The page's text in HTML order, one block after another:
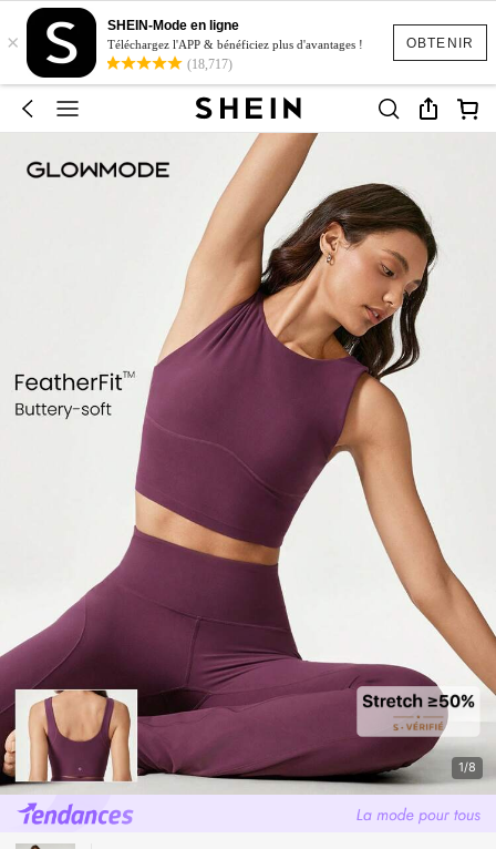
OBTENIR
×
SHEIN-Mode en ligne
Téléchargez l'APP & bénéficiez plus d'avantages !
(18,717)
1/8